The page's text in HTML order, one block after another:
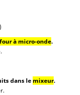
four à micro-onde.
dans le mixeur.